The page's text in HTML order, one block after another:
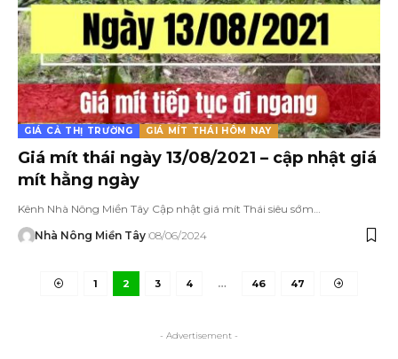
GIÁ CẢ THỊ TRƯỜNG GIÁ MÍT THÁI HÔM NAY
Giá mít thái ngày 13/08/2021 – cập nhật giá
mít hằng ngày
Kênh Nhà Nông Miền Tây Cập nhật giá mít Thái siêu sớm…
Nhà Nông Miền Tây 08/06/2024
1 2 3 4 … 46 47
- Advertisement -